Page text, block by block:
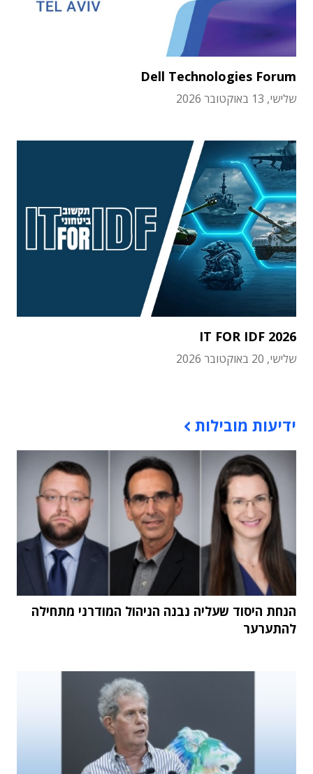
Dell Technologies Forum
שלישי, 13 באוקטובר 2026
IT FOR IDF 2026
שלישי, 20 באוקטובר 2026
ידיעות מובילות
הנחת היסוד שעליה נבנה הניהול המודרני מתחילה
להתערער